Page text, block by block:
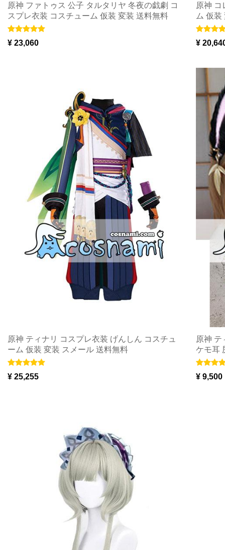
原神 ファトゥス 公子 タルタリヤ 冬夜の戯劇 コ
スプレ衣装 コスチューム 仮装 変装 送料無料
¥ 23,060
原神 コ
ム 仮
¥
原神 ティナリ コスプレ衣装 げんしん コスチュ
ーム 仮装 変装 スメール 送料無料
¥ 25,255
原神 テ
ケモ耳
¥ 9,500